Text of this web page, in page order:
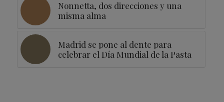
Nonnetta, dos direcciones y una
misma alma
Madrid se pone al dente para
celebrar el Día Mundial de la Pasta